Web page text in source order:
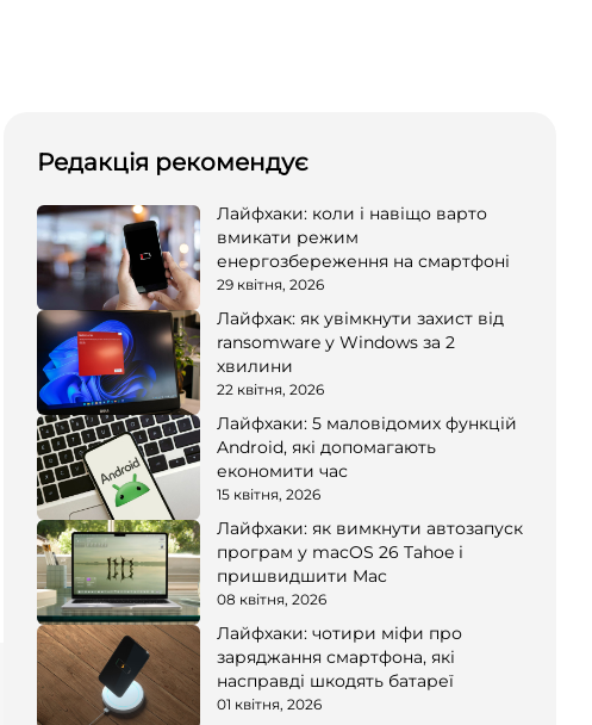
Редакція рекомендує
Лайфхаки: коли і навіщо варто
вмикати режим
енергозбереження на смартфоні
29 квітня, 2026
Лайфхак: як увімкнути захист від
ransomware у Windows за 2
хвилини
22 квітня, 2026
Лайфхаки: 5 маловідомих функцій
Android, які допомагають
економити час
15 квітня, 2026
Лайфхаки: як вимкнути автозапуск
програм у macOS 26 Tahoe і
пришвидшити Mac
08 квітня, 2026
Лайфхаки: чотири міфи про
заряджання смартфона, які
насправді шкодять батареї
01 квітня, 2026